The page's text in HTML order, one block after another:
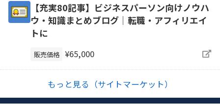
【充実80記事】ビジネスパーソン向けノウハ
ウ・知識まとめブログ｜転職・アフィリエイ
トに
販売価格 ¥65,000
もっと見る（サイトマーケット）